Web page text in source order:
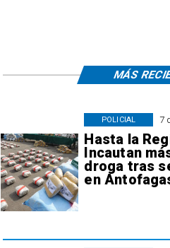
7
Hasta la
Incautan
droga tras
en
POLICIAL
MÁS